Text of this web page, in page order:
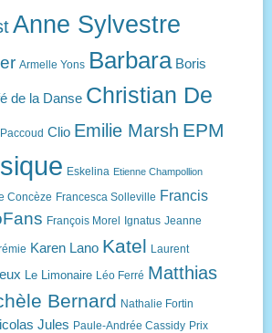
Anne Sylvestre
Armelle Yons Barbara Boris
de la Danse Christian De
Clio Emilie Marsh EPM
Eskelina Etienne Champollion
Concèze Francesca Solleville Francis
François Morel Ignatus Jeanne
Karen Lano Katel Laurent
Le Limonaire Léo Ferré Matthias
Bernard Nathalie Fortin
Jules Paule-Andrée Cassidy Prix